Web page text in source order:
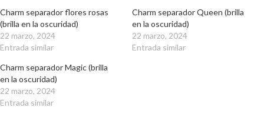
Charm separador flores rosas
(brilla en la oscuridad)
22 marzo, 2024
Entrada similar
Charm separador Queen (brilla
en la oscuridad)
22 marzo, 2024
Entrada similar
Charm separador Magic (brilla
en la oscuridad)
22 marzo, 2024
Entrada similar